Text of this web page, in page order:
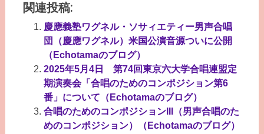
関連投稿:
慶應義塾ワグネル・ソサィエティー男声合唱
団（慶應ワグネル）米国公演音源ついに公開
（Echotamaのブログ）
2025年5月4日 第74回東京六大学合唱連盟定
期演奏会「合唱のためのコンポジション第6
番」について（Echotamaのブログ）
合唱のためのコンポジションIII（男声合唱のた
めのコンポジション）（Echotamaのブログ）